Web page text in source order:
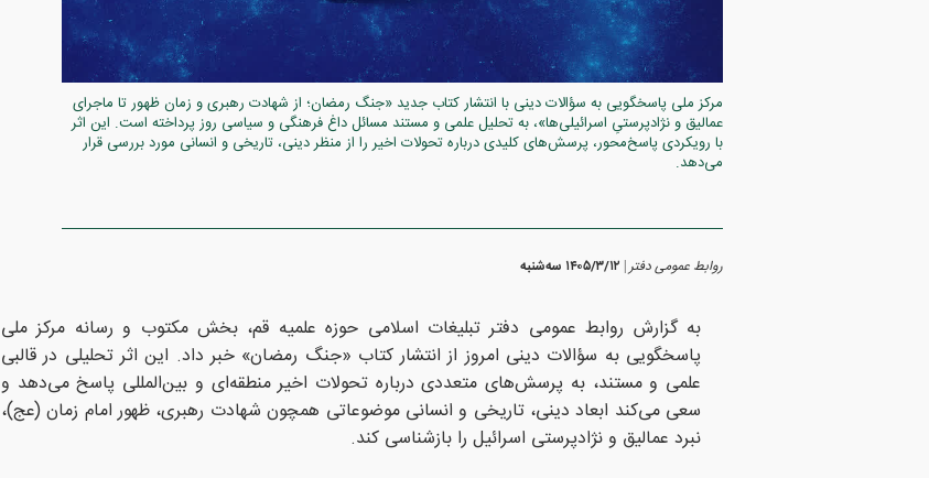
مرکز ملی پاسخگویی به سؤالات دینی با انتشار کتاب جدید «جنگ رمضان؛ از شهادت رهبری و زمان ظهور تا ماجرای
عمالیق و نژادپرستیِ اسرائیلی‌ها»، به تحلیل علمی و مستند مسائل داغ فرهنگی و سیاسی روز پرداخته است. این اثر
با رویکردی پاسخ‌محور، پرسش‌های کلیدی درباره تحولات اخیر را از منظر دینی، تاریخی و انسانی مورد بررسی قرار
می‌دهد.
روابط عمومی دفتر ۱۴۰۵/۳/۱۲ سه‌شنبه
به گزارش روابط عمومی دفتر تبلیغات اسلامی حوزه علمیه قم، بخش مکتوب و رسانه مرکز ملی
پاسخگویی به سؤالات دینی امروز از انتشار کتاب «جنگ رمضان» خبر داد. این اثر تحلیلی در قالبی
علمی و مستند، به پرسش‌های متعددی درباره تحولات اخیر منطقه‌ای و بین‌المللی پاسخ می‌دهد و
سعی می‌کند ابعاد دینی، تاریخی و انسانی موضوعاتی همچون شهادت رهبری، ظهور امام زمان (عج)،
نبرد عمالیق و نژادپرستی اسرائیل را بازشناسی کند.